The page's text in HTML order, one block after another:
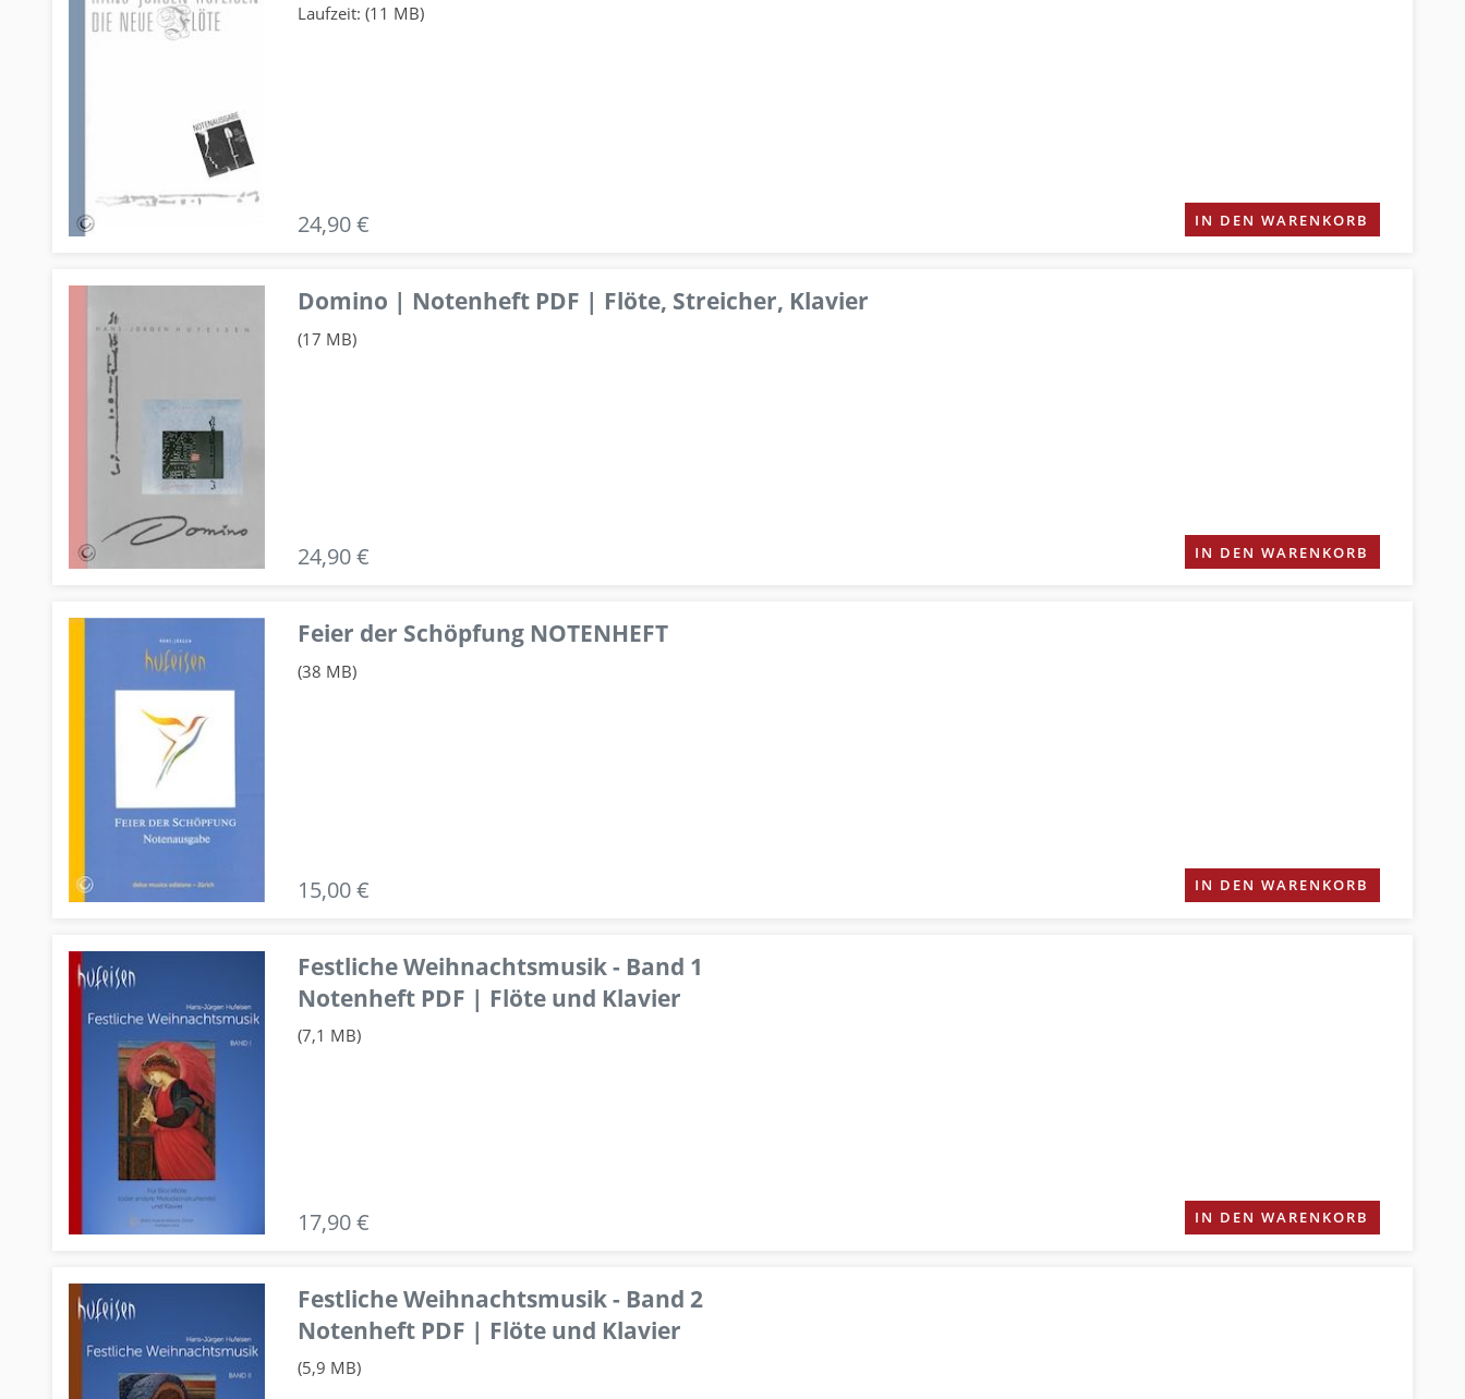
Laufzeit: (11 MB)
24,90 € IN DEN WARENKORB
Domino | Notenheft PDF | Flöte, Streicher, Klavier
(17 MB)
24,90 € IN DEN WARENKORB
Feier der Schöpfung NOTENHEFT
(38 MB)
15,00 € IN DEN WARENKORB
Festliche Weihnachtsmusik - Band 1
Notenheft PDF | Flöte und Klavier
(7,1 MB)
17,90 € IN DEN WARENKORB
Festliche Weihnachtsmusik - Band 2
Notenheft PDF | Flöte und Klavier
(5,9 MB)